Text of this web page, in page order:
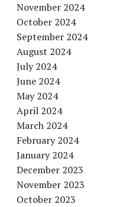
November 2024
October 2024
September 2024
August 2024
July 2024
June 2024
May 2024
April 2024
March 2024
February 2024
January 2024
December 2023
November 2023
October 2023